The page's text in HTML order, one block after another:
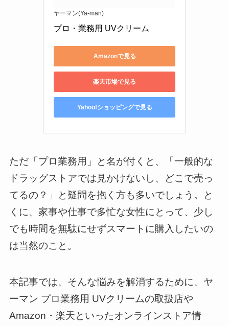
ヤーマン(Ya-man)
プロ・業務用 UVクリーム
Amazonで見る
楽天市場で見る
Yahoo!ショッピングで見る
ただ「プロ業務用」と名が付くと、「一般的な
ドラッグストアでは見かけないし、どこで売っ
てるの？」と疑問を抱く方も多いでしょう。と
くに、家事や仕事で多忙な女性にとって、少し
でも時間を無駄にせずスマートに購入したいの
は当然のこと。
本記事では、そんな悩みを解消するために、ヤ
ーマン プロ業務用 UVクリームの取扱店や
Amazon・楽天といったオンラインストア情